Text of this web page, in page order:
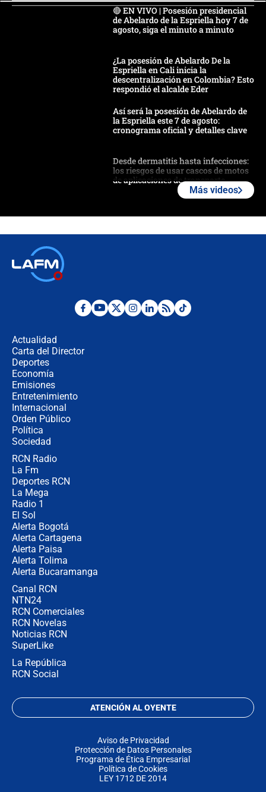
🔴 EN VIVO | Posesión presidencial
de Abelardo de la Espriella hoy 7 de
agosto, siga el minuto a minuto
¿La posesión de Abelardo De la
Espriella en Cali inicia la
descentralización en Colombia? Esto
respondió el alcalde Eder
Así será la posesión de Abelardo de
la Espriella este 7 de agosto:
cronograma oficial y detalles clave
Desde dermatitis hasta infecciones:
los riesgos de usar cascos de motos
de aplicaciones de transporte
Posesión de Abelardo De La Espriella
Más videos
Actualidad
Carta del Director
Deportes
Economía
Emisiones
Entretenimiento
Internacional
Orden Público
Política
Sociedad
RCN Radio
La Fm
Deportes RCN
La Mega
Radio 1
El Sol
Alerta Bogotá
Alerta Cartagena
Alerta Paisa
Alerta Tolima
Alerta Bucaramanga
Canal RCN
NTN24
RCN Comerciales
RCN Novelas
Noticias RCN
SuperLike
La República
RCN Social
ATENCIÓN AL OYENTE
Aviso de Privacidad
Protección de Datos Personales
Programa de Ética Empresarial
Política de Cookies
LEY 1712 DE 2014